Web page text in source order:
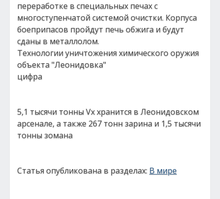
переработке в специальных печах с
многоступенчатой системой очистки. Корпуса
боеприпасов пройдут печь обжига и будут
сданы в металлолом.
Технологии уничтожения химического оружия
объекта "Леонидовка"
цифра
5,1 тысячи тонны Vx хранится в Леонидовском
арсенале, а также 267 тонн зарина и 1,5 тысячи
тонны зомана
Статья опубликована в разделах: В мире